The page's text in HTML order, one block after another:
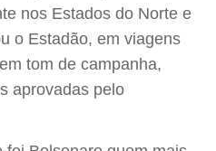
nos Estados do Norte e
o Estadão, em viagens
tom de campanha,
aprovadas pelo